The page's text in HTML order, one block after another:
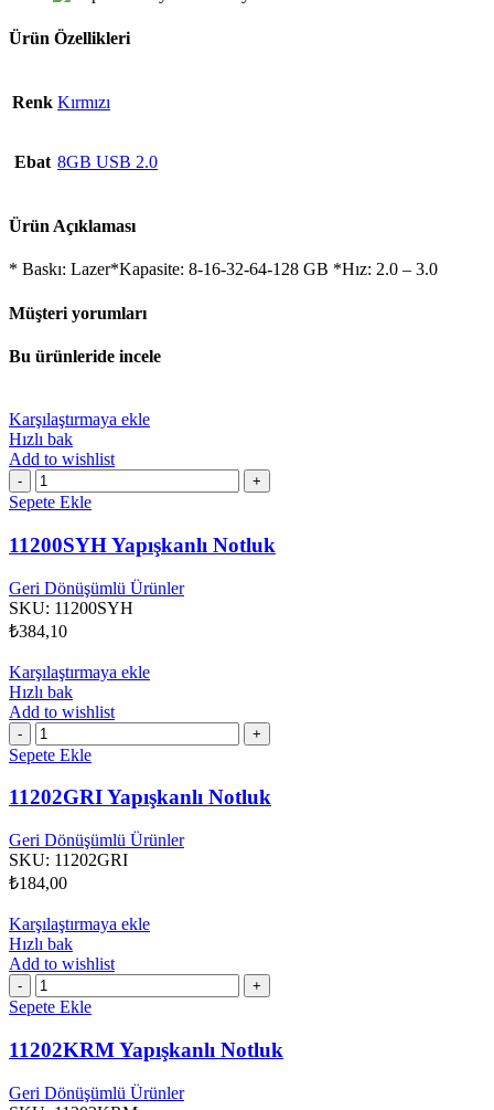
Ürün Özellikleri
Renk Kırmızı
Ebat 8GB USB 2.0
Ürün Açıklaması
* Baskı: Lazer*Kapasite: 8-16-32-64-128 GB *Hız: 2.0 – 3.0
Müşteri yorumları
Bu ürünleride incele
Karşılaştırmaya ekle
Hızlı bak
Add to wishlist
11200SYH
Yapışkanlı
adet
Sepete Ekle
11200SYH Yapışkanlı Notluk
Geri Dönüşümlü Ürünler
SKU: 11200SYH
₺384,10
Karşılaştırmaya ekle
Hızlı bak
Add to wishlist
11202GRI
Yapışkanlı
adet
Sepete Ekle
11202GRI Yapışkanlı Notluk
Geri Dönüşümlü Ürünler
SKU: 11202GRI
₺184,00
Karşılaştırmaya ekle
Hızlı bak
Add to wishlist
11202KRM
Yapışkanlı
adet
Sepete Ekle
11202KRM Yapışkanlı Notluk
Geri Dönüşümlü Ürünler